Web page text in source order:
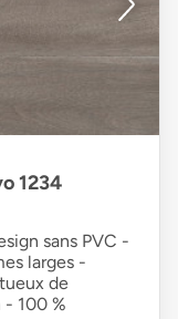
1234
sans PVC -
larges -
de
100 %